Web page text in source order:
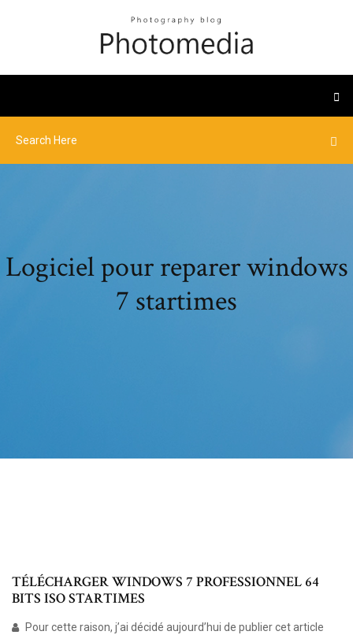
Logiciel pour reparer windows
7 startimes
TÉLÉCHARGER WINDOWS 7 PROFESSIONNEL 64
BITS ISO STARTIMES
Pour cette raison, j’ai décidé aujourd’hui de publier cet article